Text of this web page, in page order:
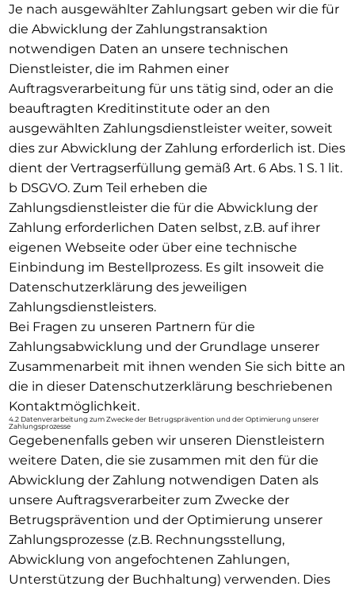
Je nach ausgewählter Zahlungsart geben wir die für
die Abwicklung der Zahlungstransaktion
notwendigen Daten an unsere technischen
Dienstleister, die im Rahmen einer
Auftragsverarbeitung für uns tätig sind, oder an die
beauftragten Kreditinstitute oder an den
ausgewählten Zahlungsdienstleister weiter, soweit
dies zur Abwicklung der Zahlung erforderlich ist. Dies
dient der Vertragserfüllung gemäß Art. 6 Abs. 1 S. 1 lit.
b DSGVO. Zum Teil erheben die
Zahlungsdienstleister die für die Abwicklung der
Zahlung erforderlichen Daten selbst, z.B. auf ihrer
eigenen Webseite oder über eine technische
Einbindung im Bestellprozess. Es gilt insoweit die
Datenschutzerklärung des jeweiligen
Zahlungsdienstleisters.
Bei Fragen zu unseren Partnern für die
Zahlungsabwicklung und der Grundlage unserer
Zusammenarbeit mit ihnen wenden Sie sich bitte an
die in dieser Datenschutzerklärung beschriebenen
Kontaktmöglichkeit.
4.2 Datenverarbeitung zum Zwecke der Betrugsprävention und der Optimierung unserer
Zahlungsprozesse
Gegebenenfalls geben wir unseren Dienstleistern
weitere Daten, die sie zusammen mit den für die
Abwicklung der Zahlung notwendigen Daten als
unsere Auftragsverarbeiter zum Zwecke der
Betrugsprävention und der Optimierung unserer
Zahlungsprozesse (z.B. Rechnungsstellung,
Abwicklung von angefochtenen Zahlungen,
Unterstützung der Buchhaltung) verwenden. Dies